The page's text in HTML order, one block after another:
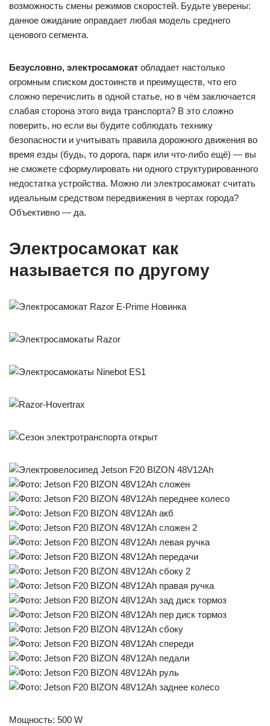
возможность смены режимов скоростей. Будьте уверены:
данное ожидание оправдает любая модель среднего
ценового сегмента.
Безусловно, электросамокат обладает настолько
огромным списком достоинств и преимуществ, что его
сложно перечислить в одной статье, но в чём заключается
слабая сторона этого вида транспорта? В это сложно
поверить, но если вы будите соблюдать технику
безопасности и учитывать правила дорожного движения во
время езды (будь, то дорога, парк или что-либо ещё) — вы
не сможете сформулировать ни одного структурированного
недостатка устройства. Можно ли электросамокат считать
идеальным средством передвижения в чертах города?
Объективно — да.
Электросамокат как
называется по другому
Мощность: 500 W